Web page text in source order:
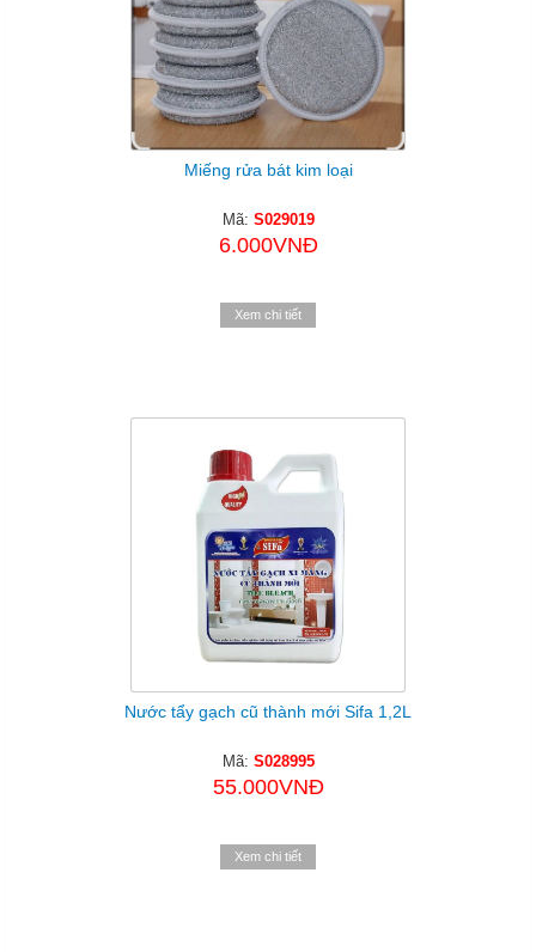
Miếng rửa bát kim loại
Mã: S029019
6.000VNĐ
Xem chi tiết
Nước tẩy gạch cũ thành mới Sifa 1,2L
Mã: S028995
55.000VNĐ
Xem chi tiết